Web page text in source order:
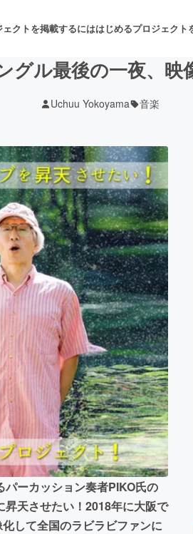
ェクトを掲載するにははじめるプロジェクト
舞台・パ
ービス開発 フード・
版 アニメ・漫
ビューテ
for Social GoodCAMPFIRE
ふるさと納税machi-yaコミュニテ
ル最後の一夜、映
Uchuu Yokoyama 音楽
ーカッション奏者PIKO氏の
天させたい！2018年に大阪で
して全国のラビラビファンに